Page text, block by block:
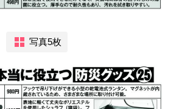
写真5枚